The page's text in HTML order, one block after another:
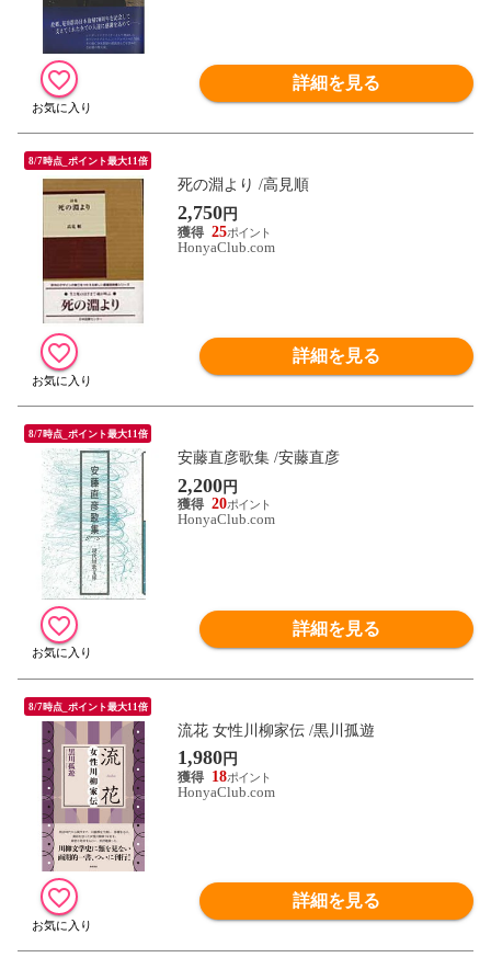
詳細を見る
8/7時点_ポイント最大11倍
死の淵より /高見順
2,750円
25
HonyaClub.com
詳細を見る
8/7時点_ポイント最大11倍
安藤直彦歌集 /安藤直彦
2,200円
20
HonyaClub.com
詳細を見る
8/7時点_ポイント最大11倍
流花 女性川柳家伝 /黒川孤遊
1,980円
18
HonyaClub.com
詳細を見る